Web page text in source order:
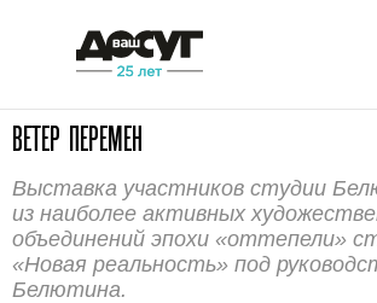
ВЕТЕР ПЕРЕМЕН
Выставка участников студии
из наиболее активных
объединений эпохи «оттепели»
«Новая реальность» под
Белютина.